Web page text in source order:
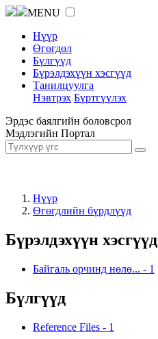
MENU
Нүүр
Өгөгдөл
Бүлгүүд
Бүрэлдэхүүн хэсгүүд
Танилцуулга
Нэвтрэх Бүртгүүлэх
Эрдэс баялгийн боловсрол
Мэдлэгийн Портал
Нүүр
Өгөгдлийн бүрдлүүд
Бүрэлдэхүүн хэсгүүд
Байгаль орчинд нөлө... - 1
Бүлгүүд
Reference Files - 1